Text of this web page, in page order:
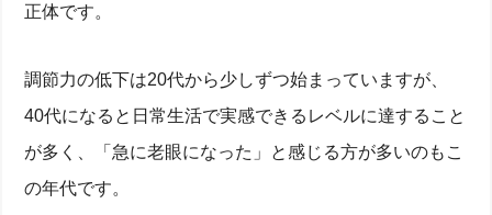
正体です。
調節力の低下は20代から少しずつ始まっていますが、
40代になると日常生活で実感できるレベルに達すること
が多く、「急に老眼になった」と感じる方が多いのもこ
の年代です。